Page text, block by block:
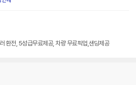
환전, 5성급무료제공, 차량 무료픽업,샌딩제공